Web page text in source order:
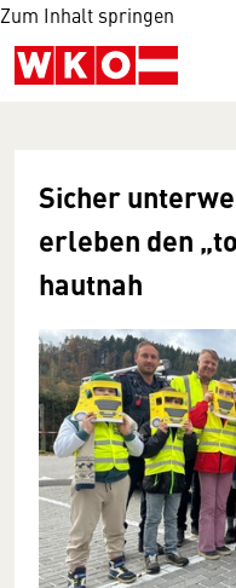
Zum Inhalt springen
Sicher
erleben den
hautnah